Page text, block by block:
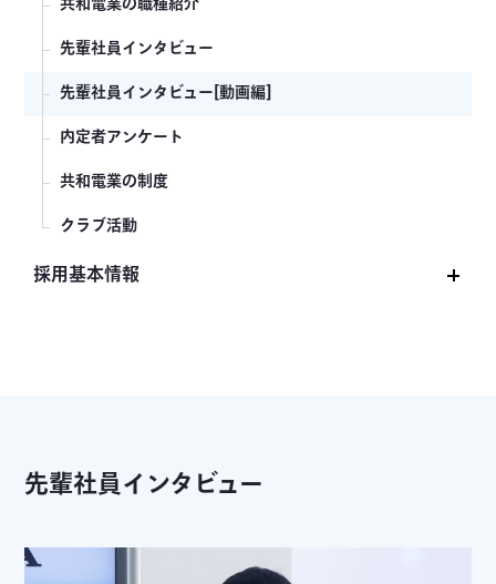
先輩社員インタビュー
先輩社員インタビュー[動画編]
内定者アンケート
共和電業の制度
クラブ活動
採用基本情報
グループ会社採用募集要項
先輩社員インタビュー